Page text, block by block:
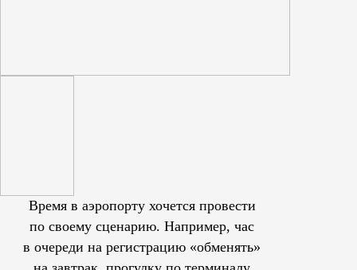
Время в аэропорту хочется провести
по своему сценарию. Например, час
в очереди на регистрацию «обменять»